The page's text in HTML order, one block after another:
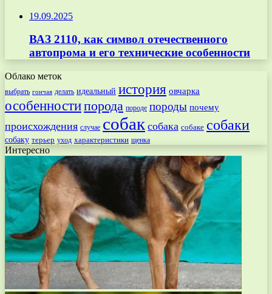
19.09.2025
ВАЗ 2110, как символ отечественного
автопрома и его технические особенности
Облако меток
выбрать гончая делать идеальный история овчарка
особенностипорода породе породы почему
происхождения случае собак собака собаке собаки
собаку терьер уход характеристики щенка
Интересно